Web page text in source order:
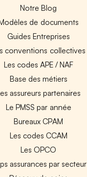
Notre Blog
de documents
Guides Entreprises
conventions collectives
Les codes APE / NAF
Base des métiers
assureurs partenaires
Le PMSS par année
Bureaux CPAM
Les codes CCAM
Les OPCO
assurances par secteur